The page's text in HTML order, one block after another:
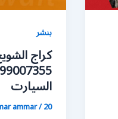
بنشر
كراج
السيارت
ammar/20 أبريل، 2020